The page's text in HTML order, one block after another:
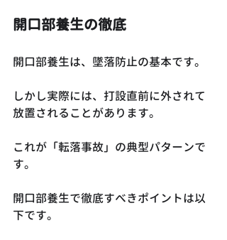
開口部養生の徹底
開口部養生は、墜落防止の基本です。
しかし実際には、打設直前に外されて
放置されることがあります。
これが「転落事故」の典型パターンで
す。
開口部養生で徹底すべきポイントは以
下です。